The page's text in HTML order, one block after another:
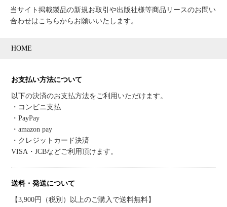
当サイト掲載製品の新規お取引や出版社様等商品リースのお問い
合わせはこちらからお願いいたします。
HOME
お支払い方法について
以下の決済のお支払方法をご利用いただけます。
・コンビニ支払
・PayPay
・amazon pay
・クレジットカード決済
VISA・JCBなどご利用頂けます。
送料・発送について
【3,900円（税別）以上のご購入で送料無料】